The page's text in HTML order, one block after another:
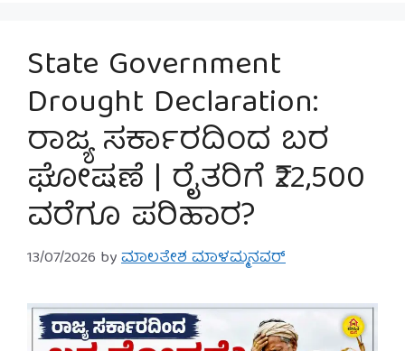
State Government
Drought Declaration:
ರಾಜ್ಯ ಸರ್ಕಾರದಿಂದ ಬರ
ಘೋಷಣೆ | ರೈತರಿಗೆ ₹22,500
ವರೆಗೂ ಪರಿಹಾರ?
13/07/2026 byಮಾಲತೇಶ ಮಾಳಮ್ಮನವರ್